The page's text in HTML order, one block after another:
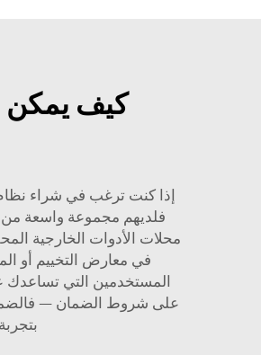
كيف يمكن
فلديهم مجموعة واسعة من
محلات الأدوات الخارجية
في معارض التخييم أو
المستخدمين التي تساعدك